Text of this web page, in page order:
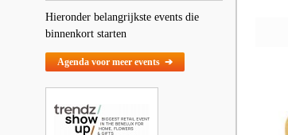
Hieronder belangrijkste events die
binnenkort starten
Agenda voor meer events ➔